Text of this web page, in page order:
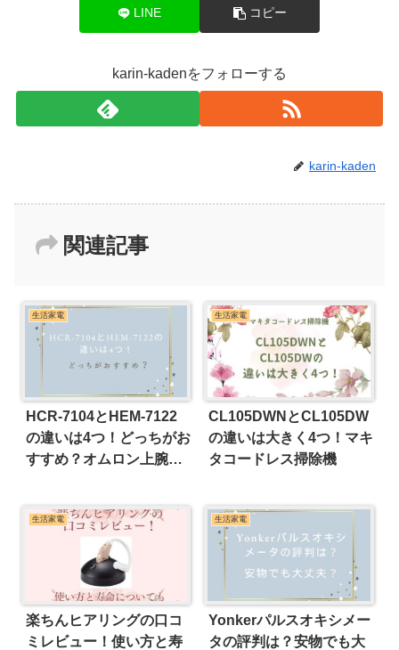
LINE コピー
karin-kadenをフォローする
karin-kaden
関連記事
生活家電
HCR-7104とHEM-7122
の違いは4つ！どっちがお
すすめ？オムロン上腕式
生活家電
CL105DWNとCL105DW
の違いは大きく4つ！マキ
タコードレス掃除機
生活家電
楽ちんヒアリングの口コ
ミレビュー！使い方と寿
生活家電
Yonkerパルスオキシメー
タの評判は？安物でも大